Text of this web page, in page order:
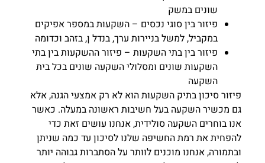
שונים במשק
פיזור בין סוגי נכסים – השקעות במספר אפיקים
במקביל, למשל בניירות ערך, בנדל ן, בזהב וכדומה
פיזור בין בתי השקעות – פיזור ההשקעות בין בתי
השקעות שונים ומסלולי השקעה שונים בכל בית
השקעה
פיזור סיכון בתיק השקעות הוא לא רק אמצעי הגנה, אלא
גם מכשיר השקעה בעל חשיבות ראשונה במעלה. כאשר
אנו בוחרים השקעה סולידית, אנחנו עושים זאת כדי
להפחית את רמת החשיפה שלנו לסיכון עד כמה שניתן
ובתמורה, אנחנו מוכנים לוותר על הסתברות גבוהה יותר